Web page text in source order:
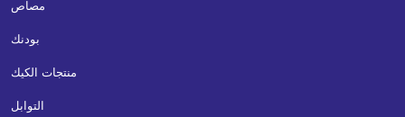
مصاص
بودنك
منتجات الكيك
التوابل